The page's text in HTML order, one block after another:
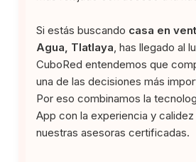
Si estás buscando casa en
Agua, Tlatlaya , has llegado al
CuboRed entendemos que
una de las decisiones más
Por eso combinamos la
App con la experiencia y calidez
nuestras asesoras certificadas.